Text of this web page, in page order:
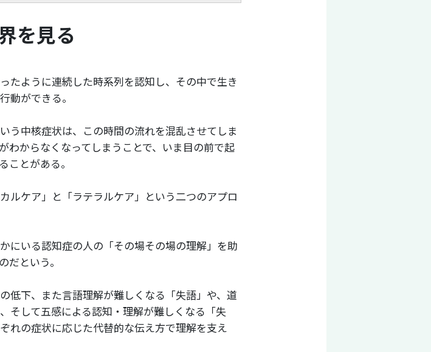
を見る
たように連続した時系列を認知し、その中で生き
動ができる。
う中核症状は、この時間の流れを混乱させてしま
わからなくなってしまうことで、いま目の前で起
ことがある。
ルケア」と「ラテラルケア」という二つのアプロ
にいる認知症の人の「その場その場の理解」を助
だという。
低下、また言語理解が難しくなる「失語」や、道
そして五感による認知・理解が難しくなる「失
れの症状に応じた代替的な伝え方で理解を支え